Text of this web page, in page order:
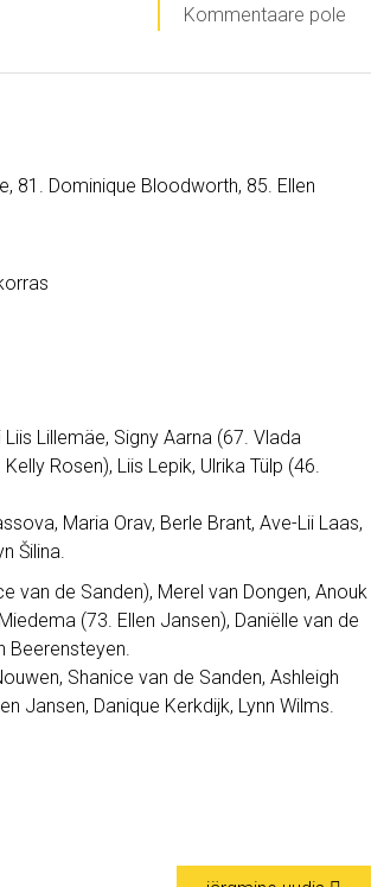
Kommentaare pole
81. Dominique Bloodworth, 85. Ellen
Lillemäe, Signy Aarna (67. Vlada
Rosen), Liis Lepik, Ulrika Tülp (46.
Maria Orav, Berle Brant, Ave-Lii Laas,
Šilina.
van de Sanden), Merel van Dongen, Anouk
(73. Ellen Jansen), Daniëlle van de
Beerensteyen.
Shanice van de Sanden, Ashleigh
Jansen, Danique Kerkdijk, Lynn Wilms.